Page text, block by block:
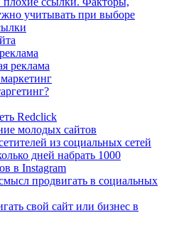
учитывать при выборе
реклама
Redclick
молодых сайтов
из социальных сетей
дней набрать 1000
в Instagram
продвигать в социальных
свой сайт или бизнес в